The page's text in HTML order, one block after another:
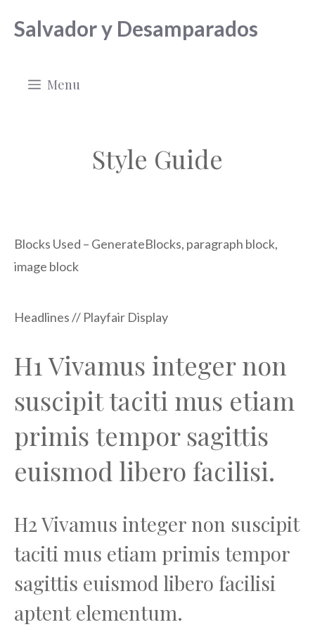
Salvador y Desamparados
Menu
Style Guide
Blocks Used – GenerateBlocks, paragraph block,
image block
Headlines // Playfair Display
H1 Vivamus integer non
suscipit taciti mus etiam
primis tempor sagittis
euismod libero facilisi.
H2 Vivamus integer non suscipit
taciti mus etiam primis tempor
sagittis euismod libero facilisi
aptent elementum.